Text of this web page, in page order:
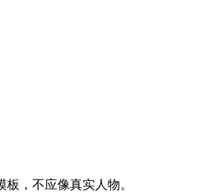
板，不应像真实人物。